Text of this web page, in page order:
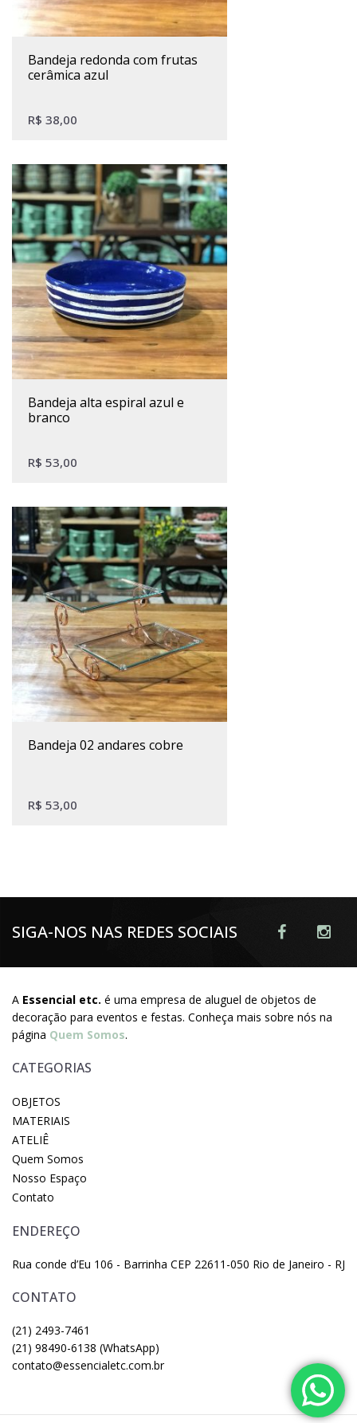
bandeja redonda com frutas
cerâmica azul
R$ 38,00
bandeja alta espiral azul e
branco
R$ 53,00
bandeja 02 andares cobre
R$ 53,00
SIGA-NOS NAS REDES SOCIAIS
A Essencial etc. é uma empresa de aluguel de objetos de
decoração para eventos e festas. Conheça mais sobre nós na
página Quem Somos.
CATEGORIAS
OBJETOS
MATERIAIS
ATELIÊ
Quem Somos
Nosso Espaço
Contato
ENDEREÇO
Rua conde d’Eu 106 - Barrinha CEP 22611-050 Rio de Janeiro - RJ
CONTATO
(21) 2493-7461
(21) 98490-6138 (WhatsApp)
contato@essencialetc.com.br